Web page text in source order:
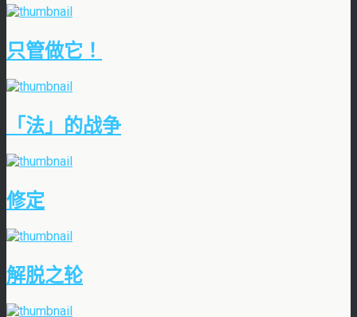
只管做它！
「法」的战争
修定
解脱之轮